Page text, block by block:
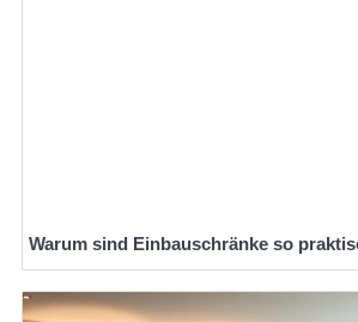
Warum sind Einbauschränke so